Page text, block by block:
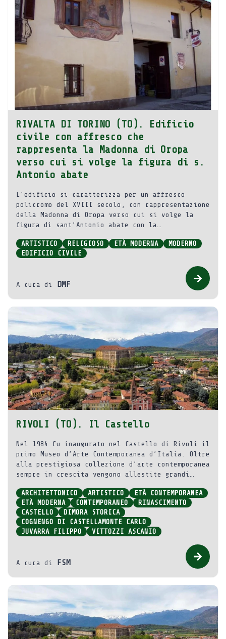
RIVALTA DI TORINO (TO). Edificio
civile con affresco che
rappresenta la Madonna di Oropa
verso cui si volge la figura di s.
Antonio abate
L’edificio si caratterizza per un affresco
policromo del XVIII secolo, con rappresentazione
della Madonna di Oropa verso cui si volge la
figura di sant’Antonio abate con la
un fuoco ardente.
ARTISTICO RELIGIOSO ETÀ MODERNA
MODERNO
EDIFICIO CIVILE
A cura di DMF
RIVOLI (TO). Il Castello
Nel 1984 fu inaugurato nel Castello di Rivoli il
primo Museo d’Arte Contemporanea d’Italia. Oltre
alla prestigiosa collezione d’arte contemporanea
sempre in crescita vengono allestite grandi
passato e presente, che rende il Museo unico al
mondo.
ARCHITETTONICO ARTISTICO
ETÀ CONTEMPORANEA
ETÀ MODERNA
CONTEMPORANEO
RINASCIMENTO
CASTELLO
DIMORA STORICA
COGNENGO DI CASTELLAMONTE CARLO
JUVARRA FILIPPO
VITTOZZI ASCANIO
A cura di FSM